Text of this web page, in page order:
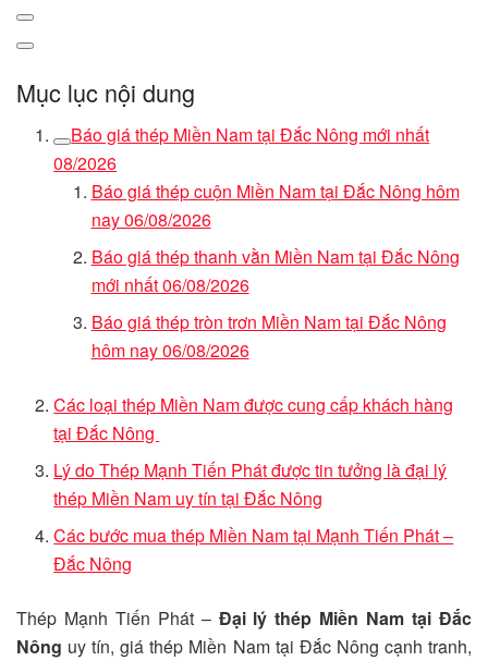
Mục lục nội dung
Báo giá thép Miền Nam tại Đắc Nông mới nhất
08/2026
Báo giá thép cuộn Miền Nam tại Đắc Nông hôm
nay 06/08/2026
Báo giá thép thanh vằn Miền Nam tại Đắc Nông
mới nhất 06/08/2026
Báo giá thép tròn trơn Miền Nam tại Đắc Nông
hôm nay 06/08/2026
Các loại thép Miền Nam được cung cấp khách hàng
tại Đắc Nông
Lý do Thép Mạnh Tiến Phát được tin tưởng là đại lý
thép Miền Nam uy tín tại Đắc Nông
Các bước mua thép Miền Nam tại Mạnh Tiến Phát –
Đắc Nông
Thép Mạnh Tiến Phát – Đại lý thép Miền Nam tại Đắc
Nông uy tín, giá thép Miền Nam tại Đắc Nông cạnh tranh,